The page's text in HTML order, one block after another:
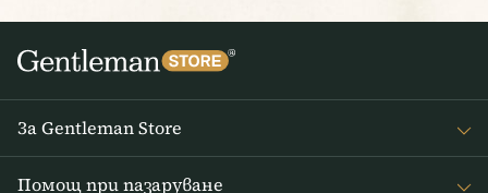
За Gentleman Store
Помощ при пазаруване